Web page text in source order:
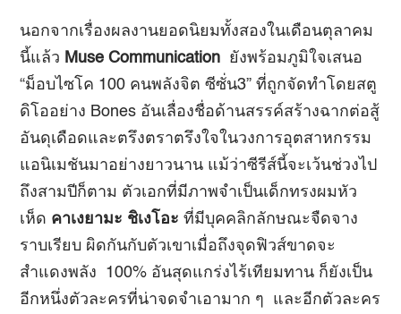
นอกจากเรื่องผลงานยอดนิยมทั้งสองในเดือนตุลาคม
นี้แล้ว Muse Communication ยังพร้อมภูมิใจเสนอ
“ม็อบไซโค 100 คนพลังจิต ซีซั่น3” ที่ถูกจัดทำโดยสตู
ดิโออย่าง Bones อันเลื่องชื่อด้านสรรค์สร้างฉากต่อสู้
อันดุเดือดและตรึงตราตรึงใจในวงการอุตสาหกรรม
แอนิเมชันมาอย่างยาวนาน แม้ว่าซีรีส์นี้จะเว้นช่วงไป
ถึงสามปีก็ตาม ตัวเอกที่มีภาพจำเป็นเด็กทรงผมหัว
เห็ด คาเงยามะ ชิเงโอะที่มีบุคคลิกลักษณะจืดจาง
ราบเรียบ ผิดกันกับตัวเขาเมื่อถึงจุดฟิวส์ขาดจะ
สำแดงพลัง 100% อันสุดแกร่งไร้เทียมทาน ก็ยังเป็น
อีกหนึ่งตัวละครที่น่าจดจำเอามาก ๆ และอีกตัวละคร